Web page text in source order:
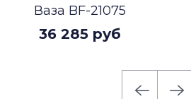
Ваза BF-21075
36 285 руб